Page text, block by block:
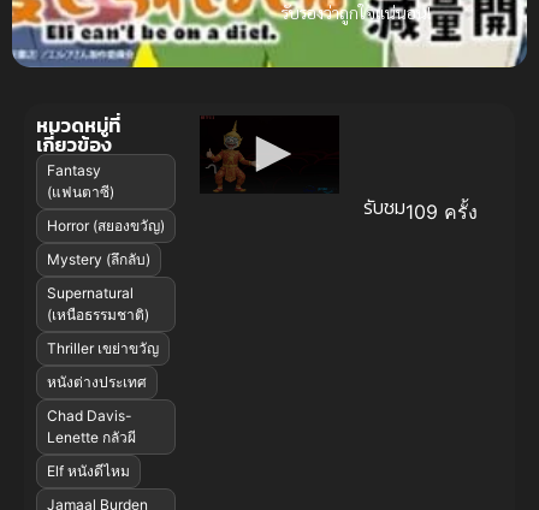
รับรองว่าถูกใจแน่นอน!
รับชม109 ครั้ง
หมวดหมู่ที่
เกี่ยวข้อง
Fantasy
(แฟนตาซี)
Horror (สยองขวัญ)
Mystery (ลึกลับ)
Supernatural
(เหนือธรรมชาติ)
Thriller เขย่าขวัญ
หนังต่างประเทศ
Chad Davis-
Lenette กลัวผี
Elf หนังดีไหม
Jamaal Burden